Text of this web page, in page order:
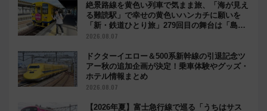
絶景路線を黄色い列車で気まま旅、「海が見え
る難読駅」で幸せの黄色いハンカチに願いを
「新・鉄道ひとり旅」279回目の舞台は「島原
鉄道」
2026.08.07
ドクターイエロー＆500系新幹線の引退記念ツ
アー秋の追加企画が決定！乗車体験やグッズ・
ホテル情報まとめ
2026.08.07
【2026年夏】富士急行線で巡る「うちはサス